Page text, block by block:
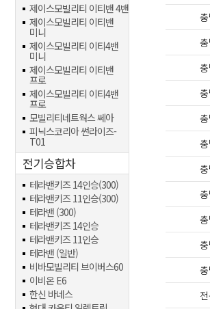
제이스모빌리티 이티밴 4밴
제이스모빌리티 이티밴
미니
제이스모빌리티 이티4밴
미니
제이스모빌리티 이티밴
프로
제이스모빌리티 이티4밴
프로
모빌리티네트웍스 쎄아
피닉스코리아 썬라이즈-
T01
전기승합차
테라밴키즈 14인승(300)
테라밴키즈 11인승(300)
테라밴 (300)
테라밴키즈 14인승
테라밴키즈 11인승
테라밴 (일반)
비바모빌리티 브이버스60
이비온 E6
한신 바네스